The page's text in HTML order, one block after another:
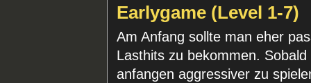
Earlygame (Level 1-7)
Am Anfang sollte man eher
Lasthits zu bekommen.
anfangen aggressiver zu